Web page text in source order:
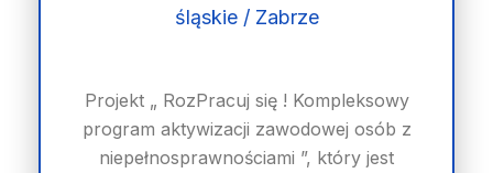
śląskie / Zabrze
Projekt „ RozPracuj się ! Kompleksowy
program aktywizacji zawodowej osób z
niepełnosprawnościami ”, który jest